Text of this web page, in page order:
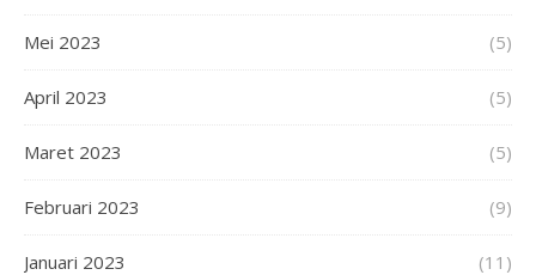
Mei 2023 (5)
April 2023 (5)
Maret 2023 (5)
Februari 2023 (9)
Januari 2023 (11)